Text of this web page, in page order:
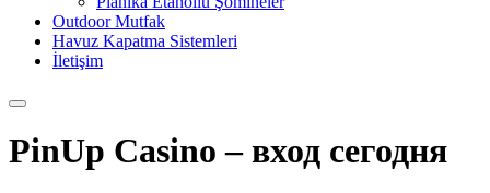
Outdoor Mutfak
Havuz Kapatma Sistemleri
İletişim
PinUp Casino – вход сегодня